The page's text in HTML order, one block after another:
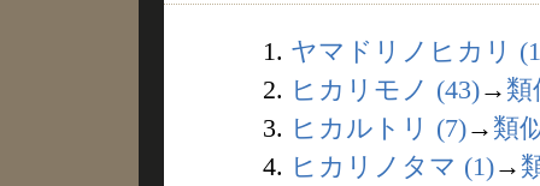
1. ヤマドリノヒカリ
2. ヒカリモノ (43)→ 類
3. ヒカルトリ (7)→ 類
4. ヒカリノタマ (1)→